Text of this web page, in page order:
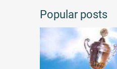
Popular posts